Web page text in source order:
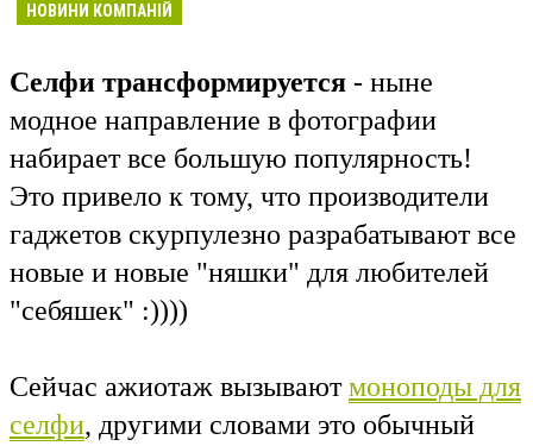
НОВИНИ КОМПАНІЙ
Селфи трансформируется - ныне
модное направление в фотографии
набирает все большую популярность!
Это привело к тому, что производители
гаджетов скурпулезно разрабатывают все
новые и новые "няшки" для любителей
"себяшек" :))))
Сейчас ажиотаж вызываютмоноподы для
селфи, другими словами это обычный